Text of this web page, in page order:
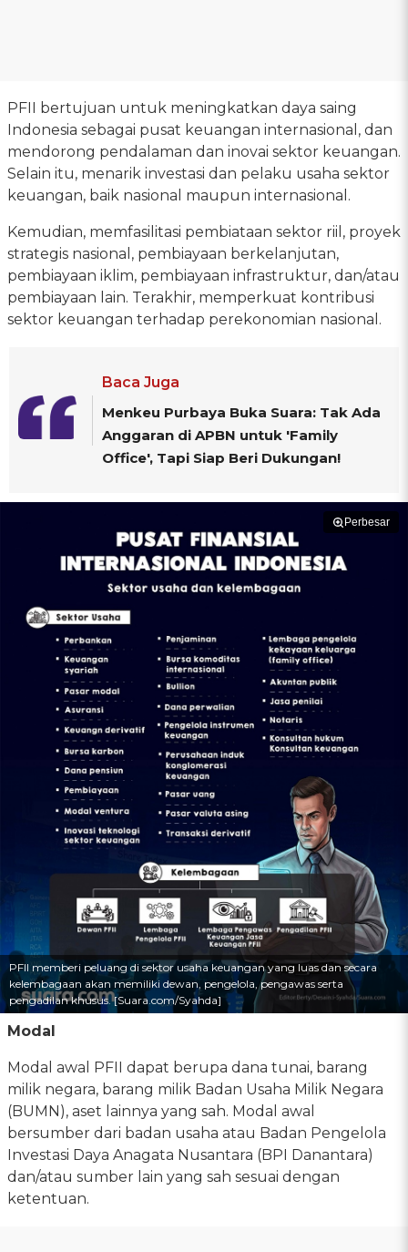
PFII bertujuan untuk meningkatkan daya saing
Indonesia sebagai pusat keuangan internasional, dan
mendorong pendalaman dan inovai sektor keuangan.
Selain itu, menarik investasi dan pelaku usaha sektor
keuangan, baik nasional maupun internasional.
Kemudian, memfasilitasi pembiataan sektor riil, proyek
strategis nasional, pembiayaan berkelanjutan,
pembiayaan iklim, pembiayaan infrastruktur, dan/atau
pembiayaan lain. Terakhir, memperkuat kontribusi
sektor keuangan terhadap perekonomian nasional.
Baca Juga
Menkeu Purbaya Buka Suara: Tak Ada
Anggaran di APBN untuk 'Family
Office', Tapi Siap Beri Dukungan!
Perbesar
PFII memberi peluang di sektor usaha keuangan yang luas dan secara
kelembagaan akan memiliki dewan, pengelola, pengawas serta
pengadilan khusus. [Suara.com/Syahda]
Modal
Modal awal PFII dapat berupa dana tunai, barang
milik negara, barang milik Badan Usaha Milik Negara
(BUMN), aset lainnya yang sah. Modal awal
bersumber dari badan usaha atau Badan Pengelola
Investasi Daya Anagata Nusantara (BPI Danantara)
dan/atau sumber lain yang sah sesuai dengan
ketentuan.